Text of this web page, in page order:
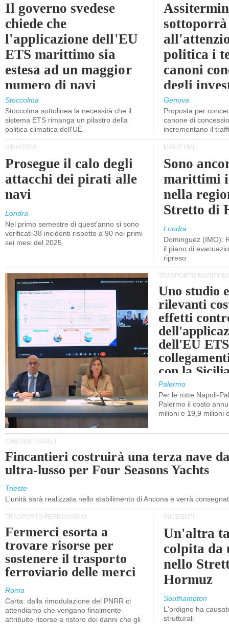
Il governo svedese
chiede che
l'applicazione dell'EU
ETS marittimo sia
estesa ad un maggior
numero di navi
Stoccolma
Stoccolma sottolinea la necessità che il
sistema ETS rimanga un pilastro della
politica climatica dell'UE
sottoporrà
politica i
canoni
degli
Genova
Proposta per
canone di
incrementano il
PIRATERIA
Prosegue il calo degli
attacchi dei pirati alle
navi
Londra
Nel primo semestre di quest'anno si sono
verificati 38 incidenti rispetto a 90 nei primi
sei mesi del 2025
MARITTIMI
Sono
marittimi
nella
Stretto di
Londra
Dominguez (IMO):
il piano di
ripreso
TRASPORTO
Uno studio
rilevanti
effetti
dell'EU
con la
Palermo
Per le rotte Napoli-
Palermo il costo
milioni e 19,9 milioni
CANTIERI NAVALI
Fincantieri costruirà una terza nave
ultra-lusso per Four Seasons Yachts
Trieste
L'unità sarà realizzata nello stabilimento di Ancona e verrà
TRASPORTO FERROVIARIO
Fermerci esorta a
trovare risorse per
sostenere il trasporto
ferroviario delle merci
Roma
Carta: dalla rimodulazione del PNRR ci
attendiamo che vengano finalmente
attribuite risorse a ristoro dei danni che gli
INCIDENTI
Un'altra
colpita da
nello
Hormuz
Southampton
L'ordigno ha
strutturali